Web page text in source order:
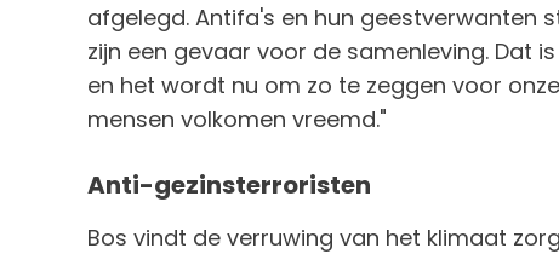
afgelegd. Antifa's en hun geestverwanten
zijn een gevaar voor de samenleving. Dat
en het wordt nu om zo te zeggen voor
mensen volkomen vreemd."
Anti-gezinsterroristen
Bos vindt de verruwing van het klimaat